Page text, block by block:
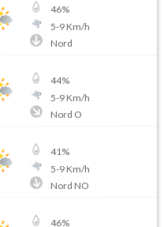
46%
5-9Km/h
Nord
44%
5-9Km/h
Nord O
41%
5-9Km/h
Nord NO
46%